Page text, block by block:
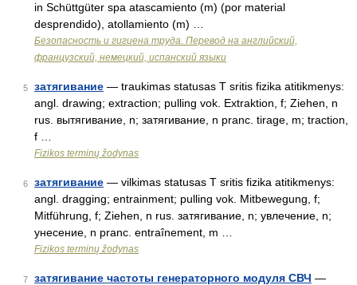
in Schüttgüter spa atascamiento (m) (por material
desprendido), atollamiento (m) …
Безопасность и гигиена труда. Перевод на английский,
французский, немецкий, испанский языки
5 затягивание — traukimas statusas T sritis fizika atitikmenys:
angl. drawing; extraction; pulling vok. Extraktion, f; Ziehen, n
rus. вытягивание, n; затягивание, n pranc. tirage, m; traction,
f …
Fizikos terminų žodynas
6 затягивание — vilkimas statusas T sritis fizika atitikmenys:
angl. dragging; entrainment; pulling vok. Mitbewegung, f;
Mitführung, f; Ziehen, n rus. затягивание, n; увлечение, n;
унесение, n pranc. entraînement, m …
Fizikos terminų žodynas
7 затягивание частоты генераторного модуля СВЧ —